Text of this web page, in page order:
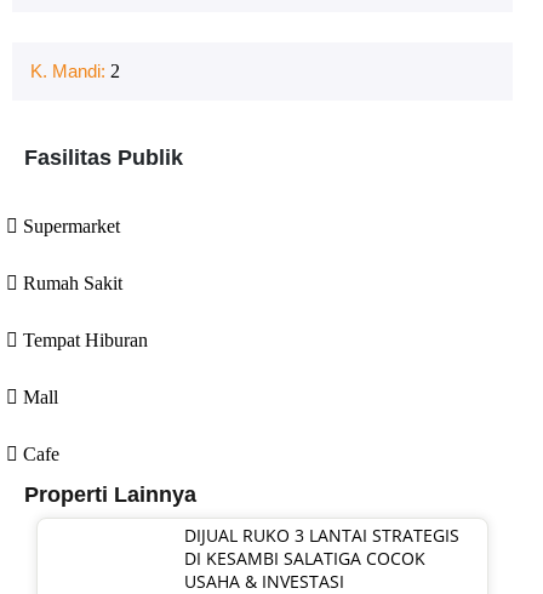
K. Mandi: 2
Fasilitas Publik
Supermarket
Rumah Sakit
Tempat Hiburan
Mall
Cafe
Properti Lainnya
DIJUAL RUKO 3 LANTAI STRATEGIS
DI KESAMBI SALATIGA COCOK
USAHA & INVESTASI